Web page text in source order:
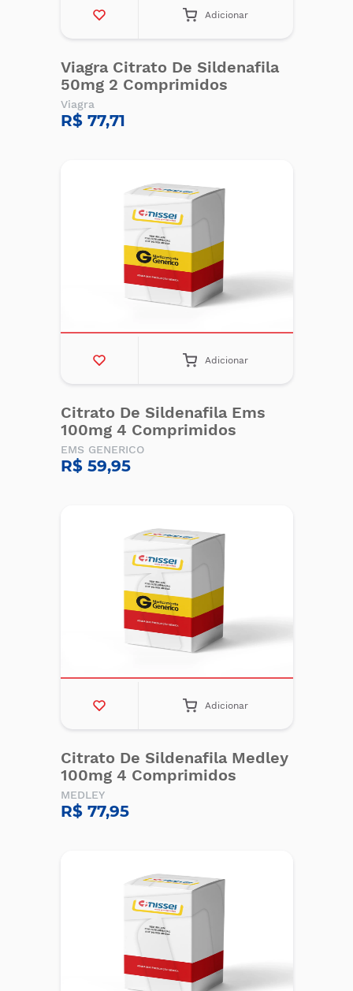
Adicionar
Viagra Citrato De Sildenafila
50mg 2 Comprimidos
Viagra
R$ 77,71
Adicionar
Citrato De Sildenafila Ems
100mg 4 Comprimidos
EMS GENERICO
R$ 59,95
Adicionar
Citrato De Sildenafila Medley
100mg 4 Comprimidos
MEDLEY
R$ 77,95